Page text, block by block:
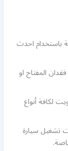
باستخدام احدث
المفتاح او
لكافة أنواع
تشغيل سيارة